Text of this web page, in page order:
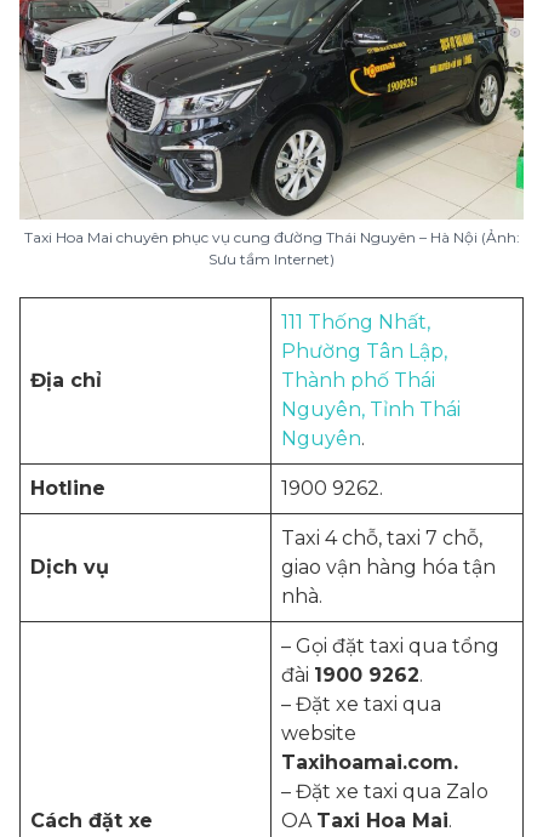
Taxi Hoa Mai chuyên phục vụ cung đường Thái Nguyên – Hà Nội (Ảnh:
Sưu tầm Internet)
Địa chỉ
111 Thống Nhất,
Phường Tân Lập,
Thành phố Thái
Nguyên, Tỉnh Thái
Nguyên.
Hotline 1900 9262.
Dịch vụ
Taxi 4 chỗ, taxi 7 chỗ,
giao vận hàng hóa tận
nhà.
Cách đặt xe
– Gọi đặt taxi qua tổng
đài 1900 9262.
– Đặt xe taxi qua
website
Taxihoamai.com.
– Đặt xe taxi qua Zalo
OA Taxi Hoa Mai.